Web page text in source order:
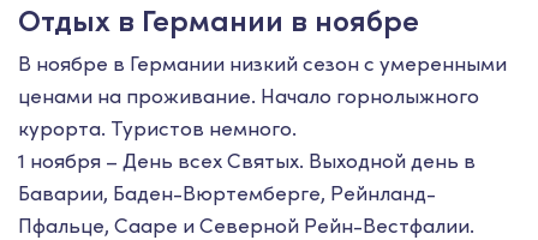
Отдых в Германии в ноябре
В ноябре в Германии низкий сезон с умеренными
ценами на проживание. Начало горнолыжного
курорта. Туристов немного.
1 ноября – День всех Святых. Выходной день в
Баварии, Баден-Вюртемберге, Рейнланд-
Пфальце, Сааре и Северной Рейн-Вестфалии.